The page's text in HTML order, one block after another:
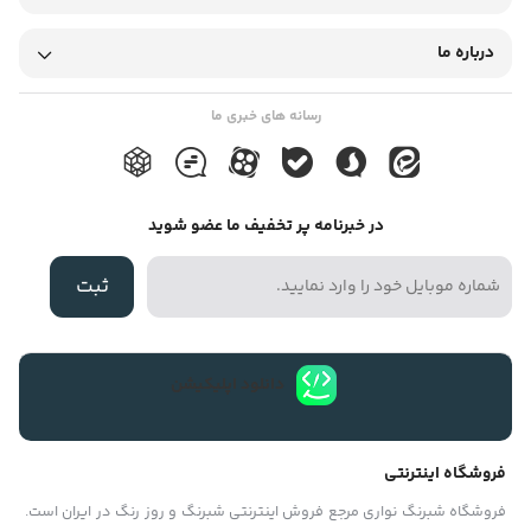
بسیار ساده از ویژگی های Fix tape به شمار می آید.پیشنهاد می شود
که این نوع از ترمز پله های زبر نواری را فقط در محیط های داخلی وخشک
با تردد کم(تا۲۰ نفر در روز) نصب نمایید.
درباره ما
رسانه های خبری ما
در خبرنامه پر تخفیف ما عضو شوید
ثبت
فروشگاه اینترنتی
فروشگاه شبرنگ نواری مرجع فروش اینترنتی شبرنگ و روز رنگ در ایران است.